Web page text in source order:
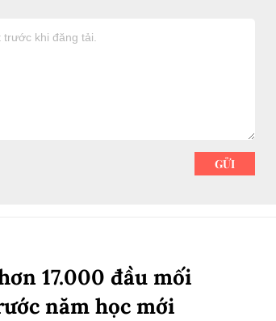
17.000 đầu mối
năm học mới